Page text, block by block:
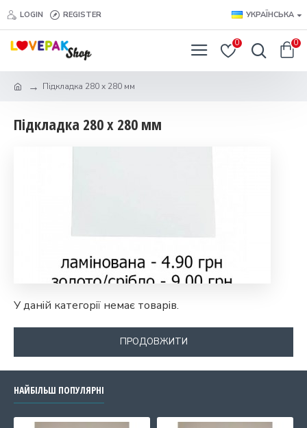
LOGIN REGISTER УКРАЇНСЬКА
0 0
Підкладка 280 х 280 мм
Підкладка 280 х 280 мм
У даній категорії немає товарів.
ПРОДОВЖИТИ
НАЙБІЛЬШ ПОПУЛЯРНІ